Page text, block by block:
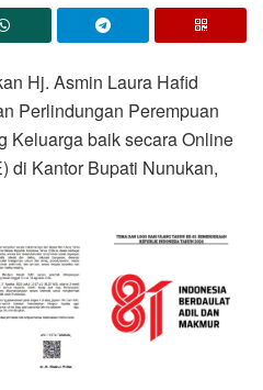
Hj. Asmin Laura Hafid
Perlindungan Perempuan
Keluarga baik secara Online
di Kantor Bupati Nunukan,